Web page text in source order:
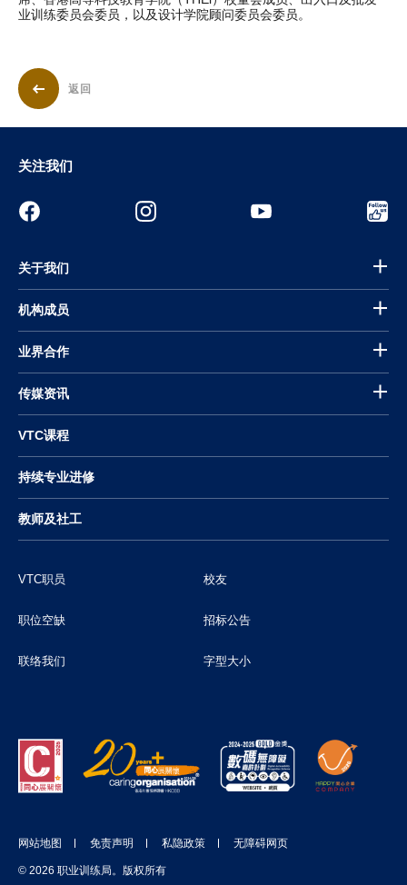
业训练委员会委员，以及设计学院顾问委员会委员。
返回
关注我们
关于我们
机构成员
业界合作
传媒资讯
VTC课程
持续专业进修
教师及社工
VTC职员 校友
职位空缺 招标公告
联络我们 字型大小
网站地图 免责声明 私隐政策 无障碍网页
© 2026 职业训练局。版权所有